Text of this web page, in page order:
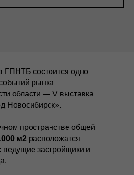
ГПНТБ состоится одно
рынка
области — V выставка
Новосибирск».
пространстве общей
м2 расположатся
ведущие застройщики и